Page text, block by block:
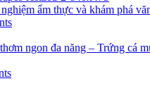
ẩm thực và khám phá
ngon đa năng – Trứng cá